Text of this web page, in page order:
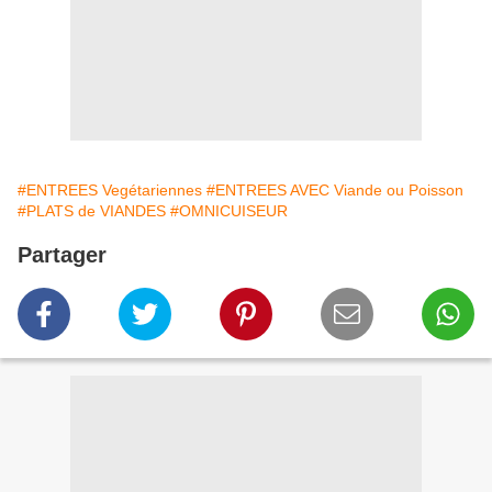
#ENTREES Vegétariennes #ENTREES AVEC Viande ou Poisson
#PLATS de VIANDES #OMNICUISEUR
Partager